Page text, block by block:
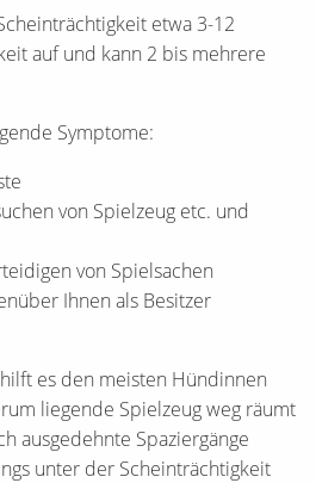
etwa 3-12
auf und kann 2 bis mehrere
Symptome:
von Spielzeug etc. und
von Spielsachen
Ihnen als Besitzer
es den meisten Hündinnen
liegende Spielzeug weg räumt
ausgedehnte Spaziergänge
unter der Scheinträchtigkeit